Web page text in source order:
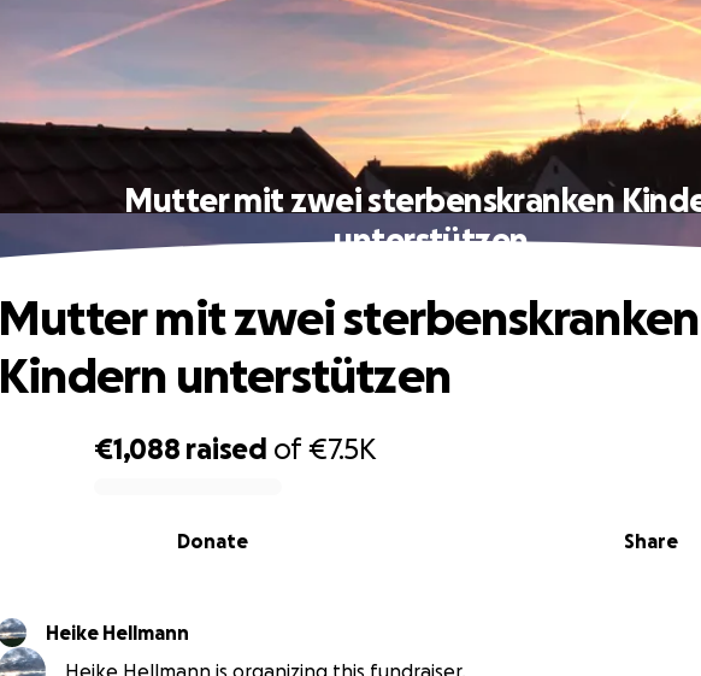
Mutter mit zwei sterbenskranken
unterstützen
€1,088 raised of€7.5K
Share
Donate
Mutter mit zwei sterbenskranken
Kindern unterstützen
Heike Hellmann
Heike Hellmann is organizing this fundraiser.